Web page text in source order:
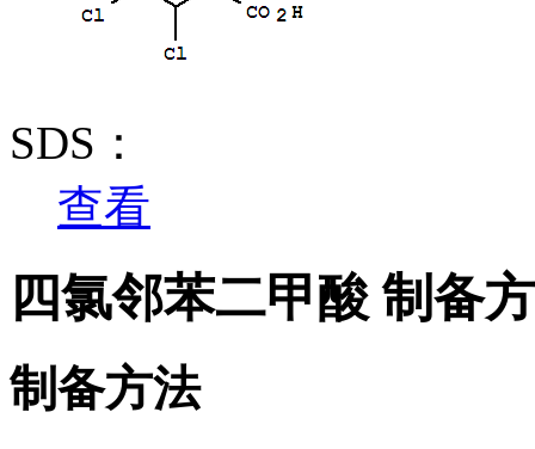
SDS：
查看
四氯邻苯二甲酸 制备
制备方法